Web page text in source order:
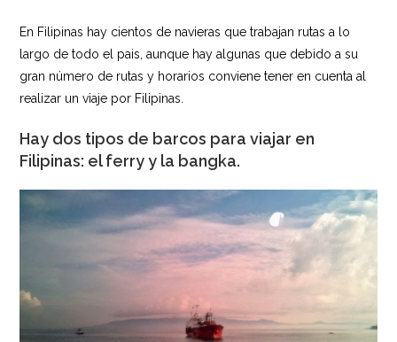
En Filipinas hay cientos de navieras que trabajan rutas a lo
largo de todo el pais, aunque hay algunas que debido a su
gran número de rutas y horarios conviene tener en cuenta al
realizar un viaje por Filipinas.
Hay dos tipos de barcos para viajar en
Filipinas: el ferry y la bangka.